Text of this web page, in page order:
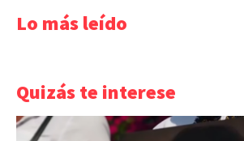
Lo más leído
Quizás te interese